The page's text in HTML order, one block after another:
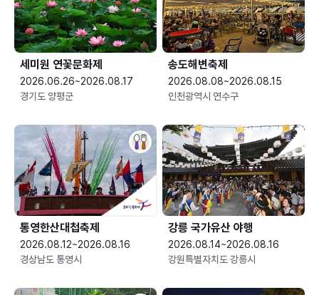
세미원 연꽃문화제
2026.06.26~2026.08.17
경기도 양평군
송도해변축제
2026.08.08~2026.08.15
인천광역시 연수구
통영한산대첩축제
2026.08.12~2026.08.16
경상남도 통영시
강릉 국가유산 야행
2026.08.14~2026.08.16
강원특별자치도 강릉시